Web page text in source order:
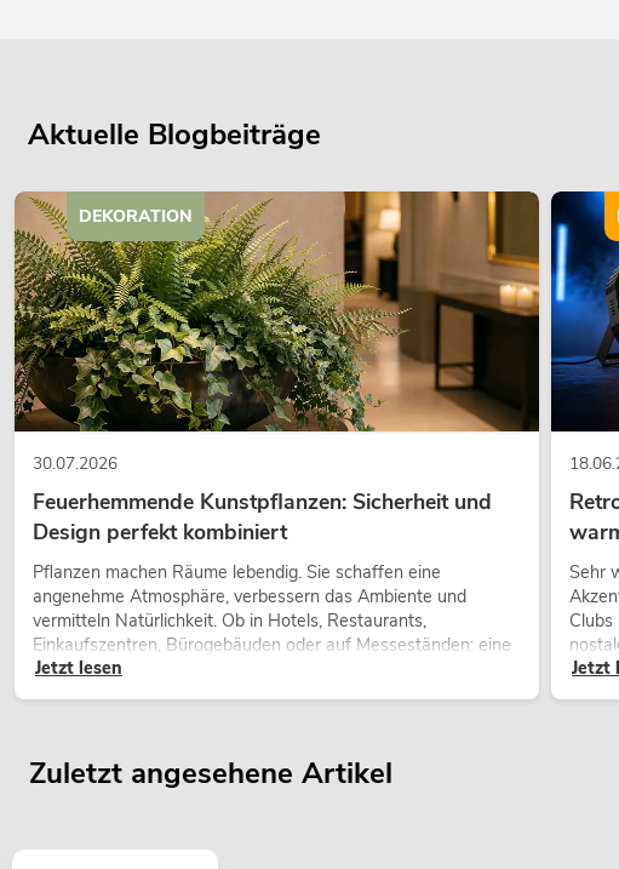
Aktuelle Blogbeiträge
30.07.2026
Feuerhemmende Kunstpflanzen: Sicherheit und
Design perfekt kombiniert
Pflanzen machen Räume lebendig. Sie schaffen eine
angenehme Atmosphäre, verbessern das Ambiente und
vermitteln Natürlichkeit. Ob in Hotels, Restaurants,
Einkaufszentren, Bürogebäuden oder auf Messeständen: eine
hochwertige Begrünung gehört heute längst zum modernen
Raumkonzept.
Jetzt lesen
DEKORATION
Sehr
Jetzt
Zuletzt angesehene Artikel